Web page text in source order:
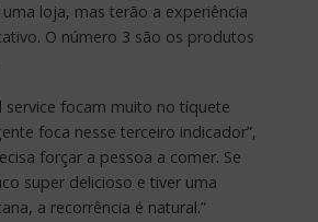
loja, mas terão a experiência
O número 3 são os produtos
service focam muito no tíquete
foca nesse terceiro indicador”,
forçar a pessoa a comer. Se
super delicioso e tiver uma
a recorrência é natural.”